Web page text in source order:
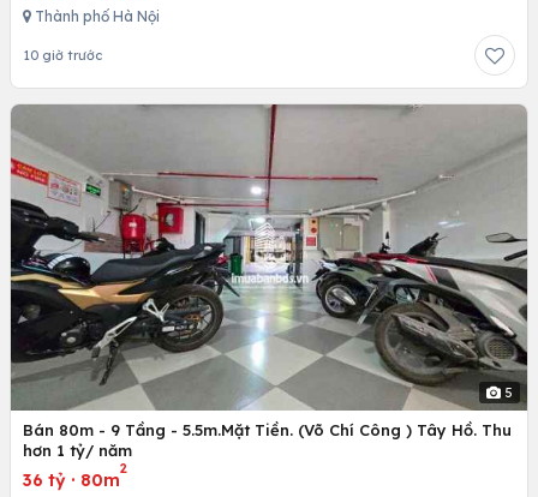
Thành phố Hà Nội
10 giờ trước
5
Bán 80m - 9 Tầng - 5.5m.Mặt Tiền. (Võ Chí Công ) Tây Hồ. Thu
hơn 1 tỷ/ năm
36 tỷ · 80m
2